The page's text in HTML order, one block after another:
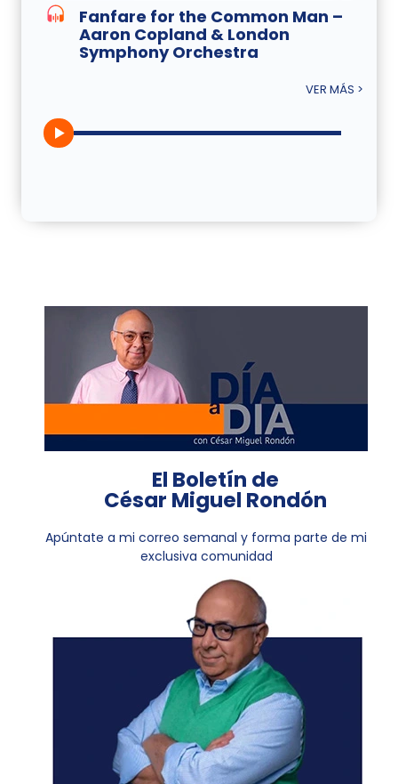
Fanfare for the Common Man –
Aaron Copland & London
Symphony Orchestra
VER MÁS >
El Boletín de
César Miguel Rondón
Apúntate a mi correo semanal y forma parte de mi
exclusiva comunidad